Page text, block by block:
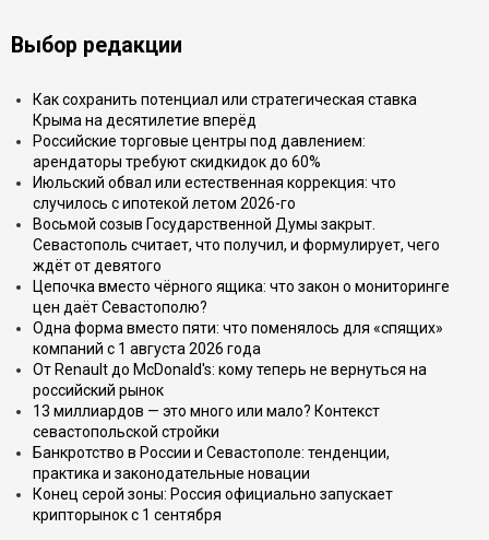
Выбор редакции
Как сохранить потенциал или стратегическая ставка
Крыма на десятилетие вперёд
Российские торговые центры под давлением:
арендаторы требуют скидкидок до 60%
Июльский обвал или естественная коррекция: что
случилось с ипотекой летом 2026-го
Восьмой созыв Государственной Думы закрыт.
Севастополь считает, что получил, и формулирует, чего
ждёт от девятого
Цепочка вместо чёрного ящика: что закон о мониторинге
цен даёт Севастополю?
Одна форма вместо пяти: что поменялось для «спящих»
компаний с 1 августа 2026 года
От Renault до McDonald's: кому теперь не вернуться на
российский рынок
13 миллиардов — это много или мало? Контекст
севастопольской стройки
Банкротство в России и Севастополе: тенденции,
практика и законодательные новации
Конец серой зоны: Россия официально запускает
крипторынок с 1 сентября